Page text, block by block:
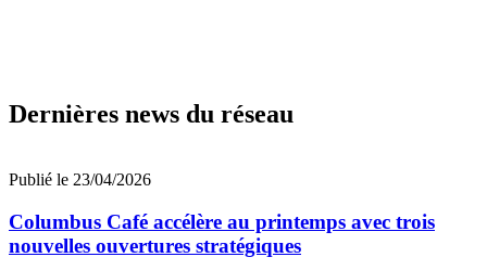
Dernières news du réseau
Publié le 23/04/2026
Columbus Café accélère au printemps avec trois
nouvelles ouvertures stratégiques